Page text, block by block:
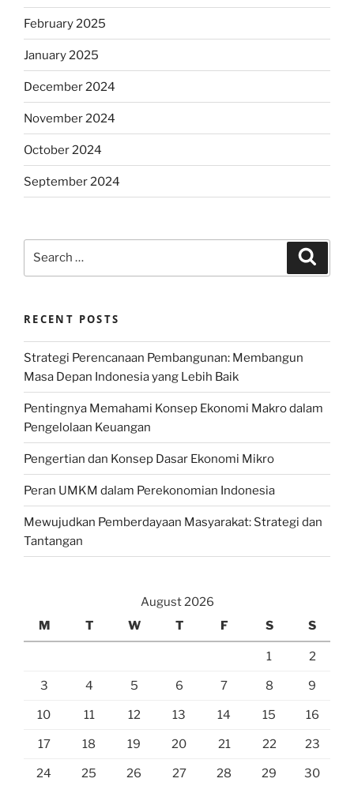
February 2025
January 2025
December 2024
November 2024
October 2024
September 2024
RECENT POSTS
Strategi Perencanaan Pembangunan: Membangun
Masa Depan Indonesia yang Lebih Baik
Pentingnya Memahami Konsep Ekonomi Makro dalam
Pengelolaan Keuangan
Pengertian dan Konsep Dasar Ekonomi Mikro
Peran UMKM dalam Perekonomian Indonesia
Mewujudkan Pemberdayaan Masyarakat: Strategi dan
Tantangan
August 2026
M
T W T F S S
1 2
3 4 5 6 7 8 9
10 11 12 13 14 15 16
17 18 19 20 21 22 23
24 25 26 27 28 29 30